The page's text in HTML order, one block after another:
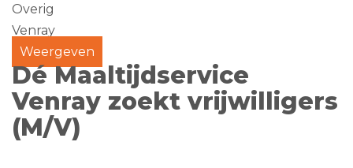
Overig
Venray
Weergeven
Dé Maaltijdservice
Venray zoekt vrijwilligers
(M/V)